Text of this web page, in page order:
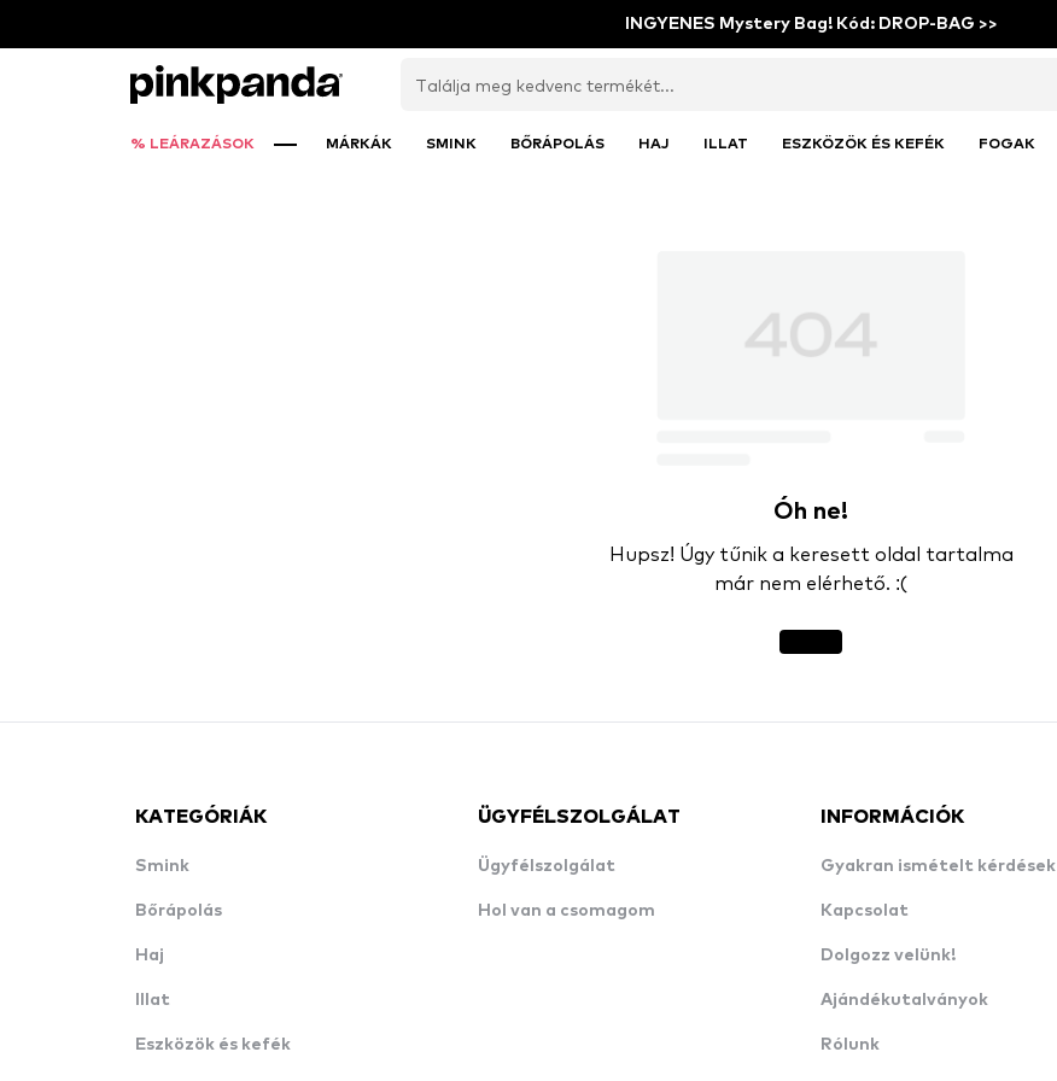
INGYENES Mystery Bag! Kód: DROP-BAG >>
% LEÁRAZÁSOK MÁRKÁK SMINK BŐRÁPOLÁS HAJ ILLAT ESZKÖZÖK ÉS KEFÉK FOGAK
Óh ne!
Hupsz! Úgy tűnik a keresett oldal tartalma
már nem elérhető. :(
KATEGÓRIÁK
Smink
Bőrápolás
Haj
Illat
Eszközök és kefék
ÜGYFÉLSZOLGÁLAT
Ügyfélszolgálat
Hol van a csomagom
INFORMÁCIÓK
Gyakran ismételt kérdések
Kapcsolat
Dolgozz velünk!
Ajándékutalványok
Rólunk